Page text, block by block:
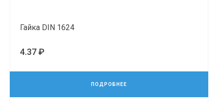
Гайка DIN 1624
4.37 ₽
ПОДРОБНЕЕ